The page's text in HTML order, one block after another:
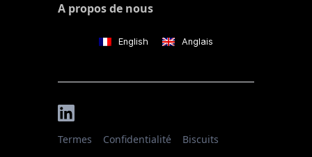
A propos de nous
English Anglais
Termes Confidentialité Biscuits